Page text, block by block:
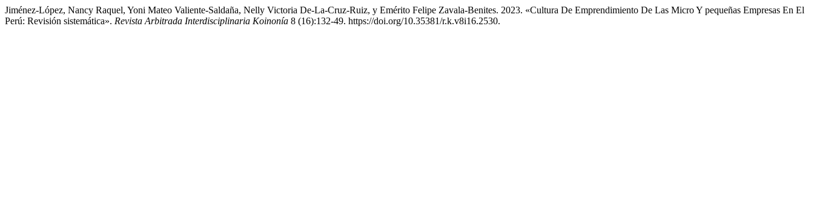
Jiménez-López, Nancy Raquel, Yoni Mateo Valiente-Saldaña, Nelly Victoria De-La-Cruz-Ruiz, y Emérito Felipe Zavala-Benites. 2023. «Cultura De Emprendimiento De Las Micro Y pequeñas Empresas En El
Perú: Revisión sistemática». Revista Arbitrada Interdisciplinaria Koinonía 8 (16):132-49. https://doi.org/10.35381/r.k.v8i16.2530.